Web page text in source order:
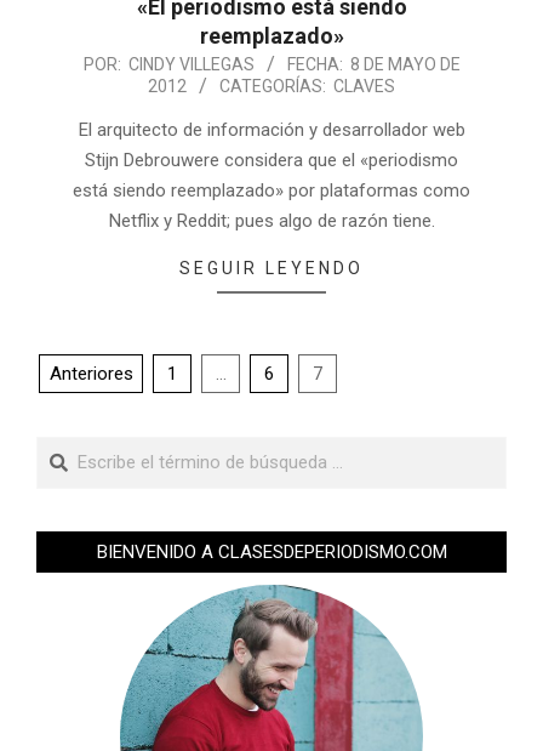
«El periodismo está siendo
reemplazado»
POR: CINDY VILLEGAS FECHA: 8 DE MAYO DE
2012
CATEGORÍAS: CLAVES
El arquitecto de información y desarrollador web
Stijn Debrouwere considera que el «periodismo
está siendo reemplazado» por plataformas como
Netflix y Reddit; pues algo de razón tiene.
SEGUIR LEYENDO
Anteriores 1 … 6 7
BIENVENIDO A CLASESDEPERIODISMO.COM